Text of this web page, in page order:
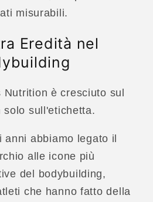
misurabili.
Eredità nel
Nutrition è cresciuto sul
solo sull'etichetta.
anni abbiamo legato il
alle icone più
del bodybuilding,
che hanno fatto della